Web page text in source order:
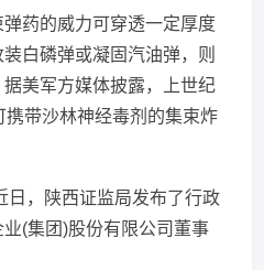
药的威力可穿透一定厚度
白磷弹或凝固汽油弹，则
美军方媒体披露，上世纪
带沙林神经毒剂的集束炸
日，陕西证监局发布了行政
(集团)股份有限公司董事